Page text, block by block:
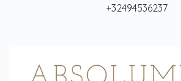
+32494536237